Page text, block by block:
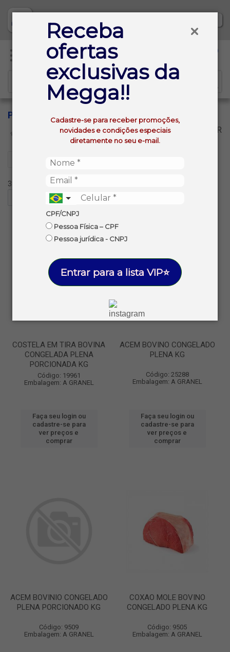
Receba
ofertas
exclusivas da
Megga!!
Cadastre-se para receber promoções,
novidades e condições especiais
diretamente no seu e-mail.
CPF/CNPJ
Pessoa Física – CPF
Pessoa jurídica - CNPJ
Entrar para a lista VIP⭐
PLENA
VOLTAR
PLENA
33 produtos ordenados por:
COSTELA EM TIRA BOVINA
CONGELADA PLENA
PORCIONADA KG
Código: 19961
Embalagem: A GRANEL
Faça seu login ou
cadastre-se para
ver preços e
comprar
ACEM BOVINO CONGELADO
PLENA KG
Código: 25288
Embalagem: A GRANEL
Faça seu login ou
cadastre-se para
ver preços e
comprar
ACEM BOVINIO CONGELADO
PLENA PORCIONADO KG
Código: 9509
Embalagem: A GRANEL
COXAO MOLE BOVINO
CONGELADO PLENA KG
Código: 9505
Embalagem: A GRANEL